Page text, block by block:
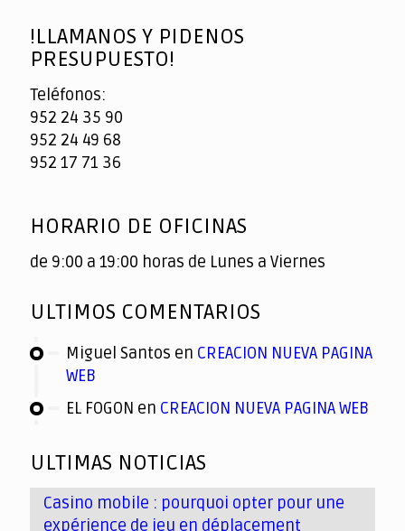
!LLAMANOS Y PIDENOS
PRESUPUESTO!
Teléfonos:
952 24 35 90
952 24 49 68
952 17 71 36
HORARIO DE OFICINAS
de 9:00 a 19:00 horas de Lunes a Viernes
ULTIMOS COMENTARIOS
Miguel Santos en CREACION NUEVA PAGINA
WEB
EL FOGON en CREACION NUEVA PAGINA WEB
ULTIMAS NOTICIAS
Casino mobile : pourquoi opter pour une
expérience de jeu en déplacement